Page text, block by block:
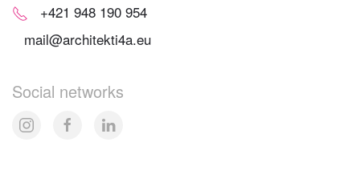
+421 948 190 954
mail@architekti4a.eu
Social networks